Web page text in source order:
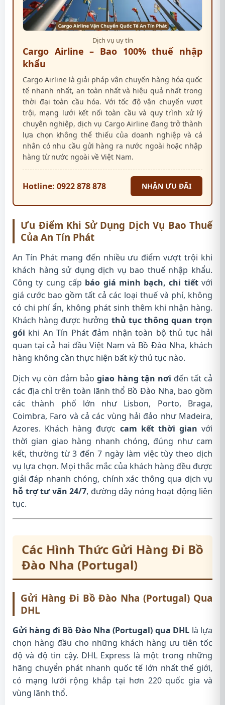
Dịch vụ uy tín
Cargo Airline – Bao 100% thuế nhập
khẩu
Cargo Airline là giải pháp vận chuyển hàng hóa quốc
tế nhanh nhất, an toàn nhất và hiệu quả nhất trong
thời đại toàn cầu hóa. Với tốc độ vận chuyển vượt
trội, mạng lưới kết nối toàn cầu và quy trình xử lý
chuyên nghiệp, dịch vụ Cargo Airline đang trở thành
lựa chọn không thể thiếu của doanh nghiệp và cá
nhân có nhu cầu gửi hàng ra nước ngoài hoặc nhập
hàng từ nước ngoài về Việt Nam.
Hotline: 0922 878 878 NHẬN ƯU ĐÃI
Ưu Điểm Khi Sử Dụng Dịch Vụ Bao Thuế
Của An Tín Phát
An Tín Phát mang đến nhiều ưu điểm vượt trội khi
khách hàng sử dụng dịch vụ bao thuế nhập khẩu.
Công ty cung cấp báo giá minh bạch, chi tiếtvới
giá cước bao gồm tất cả các loại thuế và phí, không
có chi phí ẩn, không phát sinh thêm khi nhận hàng.
Khách hàng được hưởng thủ tục thông quan trọn
gói khi An Tín Phát đảm nhận toàn bộ thủ tục hải
quan tại cả hai đầu Việt Nam và Bồ Đào Nha, khách
hàng không cần thực hiện bất kỳ thủ tục nào.
Dịch vụ còn đảm bảogiao hàng tận nơi đến tất cả
các địa chỉ trên toàn lãnh thổ Bồ Đào Nha, bao gồm
các thành phố lớn như Lisbon, Porto, Braga,
Coimbra, Faro và cả các vùng hải đảo như Madeira,
Azores. Khách hàng được cam kết thời gian với
thời gian giao hàng nhanh chóng, đúng như cam
kết, thường từ 3 đến 7 ngày làm việc tùy theo dịch
vụ lựa chọn. Mọi thắc mắc của khách hàng đều được
giải đáp nhanh chóng, chính xác thông qua dịch vụ
hỗ trợ tư vấn 24/7, đường dây nóng hoạt động liên
tục.
Các Hình Thức Gửi Hàng Đi Bồ
Đào Nha (Portugal)
Gửi Hàng Đi Bồ Đào Nha (Portugal) Qua
DHL
Gửi hàng đi Bồ Đào Nha (Portugal) qua DHL là lựa
chọn hàng đầu cho những khách hàng ưu tiên tốc
độ và độ tin cậy. DHL Express là một trong những
hãng chuyển phát nhanh quốc tế lớn nhất thế giới,
có mạng lưới rộng khắp tại hơn 220 quốc gia và
vùng lãnh thổ.